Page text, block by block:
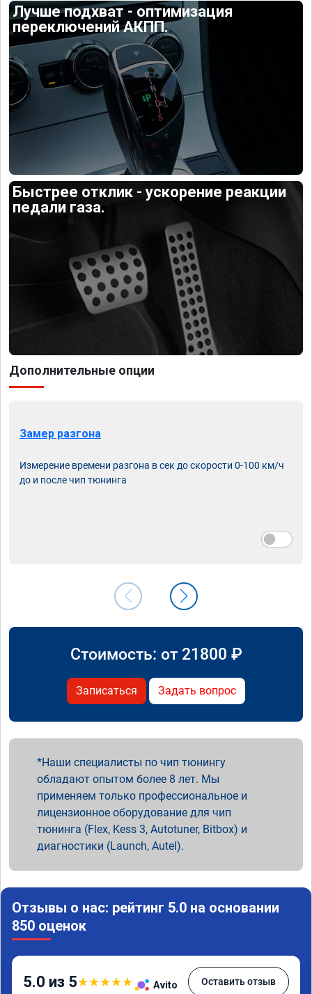
Лучше подхват - оптимизация
переключений АКПП.
Быстрее отклик - ускорение реакции
педали газа.
Дополнительные опции
Замер разгона
Измерение времени разгона в сек до скорости 0-100 км/ч
до и после чип тюнинга
Стоимость: от 21800 ₽
Записаться Задать вопрос
Наши специалисты по чип тюнингу
обладают опытом более 8 лет. Мы
применяем только профессиональное и
лицензионное оборудование для чип
тюнинга (Flex, Kess 3, Autotuner, Bitbox) и
диагностики (Launch, Autel).
Отзывы о нас: рейтинг 5.0 на основании
850 оценок
5.0 из 5★★★★★ Avito Оставить отзыв